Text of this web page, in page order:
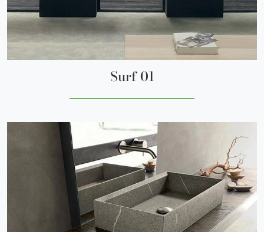
Surf 01